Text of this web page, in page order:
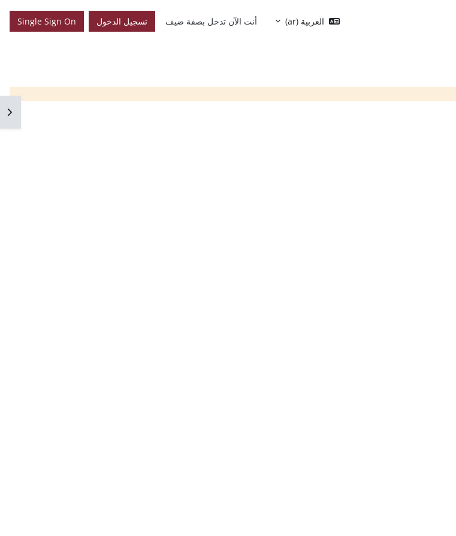
العربية ‎(ar)‎ أنت الآن تدخل بصفة ضيف تسجيل الدخول Single Sign On